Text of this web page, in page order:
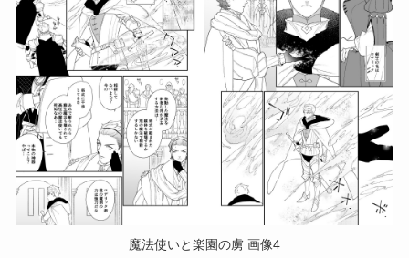
魔法使いと楽園の虜 画像4